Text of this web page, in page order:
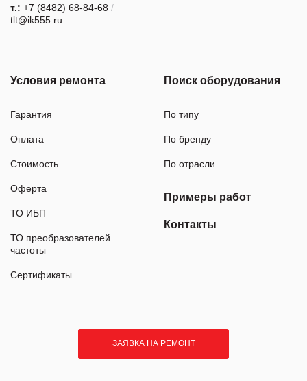
т.: +7 (8482) 68-84-68 /
tlt@ik555.ru
Условия ремонта
Гарантия
Оплата
Стоимость
Оферта
ТО ИБП
ТО преобразователей
частоты
Сертификаты
Поиск оборудования
По типу
По бренду
По отрасли
Примеры работ
Контакты
ЗАЯВКА НА РЕМОНТ